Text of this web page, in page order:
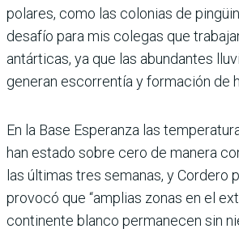
polares, como las colonias de
desafío para mis colegas que
antárticas, ya que las abundantes
generan escorrentía y formación de
En la Base Esperanza las
han estado sobre cero de manera
las últimas tres semanas, y Cordero
provocó que “amplias zonas en el
continente blanco permanecen sin